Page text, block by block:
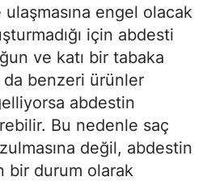
engel olacak
için abdesti
ve katı bir tabaka
benzeri ürünler
abdestin
Bu nedenle saç
değil, abdestin
bir durum olarak